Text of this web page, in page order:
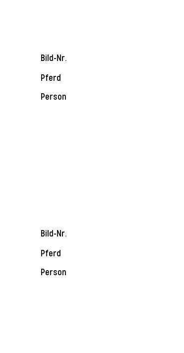
Bild-Nr.
Pferd
Person
Bild-Nr.
Pferd
Person